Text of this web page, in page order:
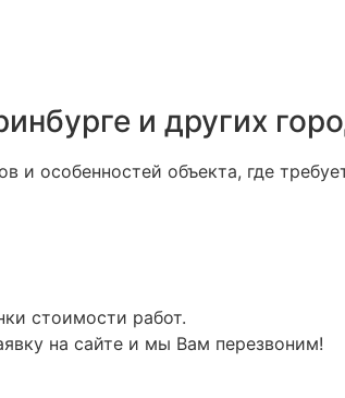
и других
особенностей объекта, где
стоимости работ.
на сайте и мы Вам перезвоним!